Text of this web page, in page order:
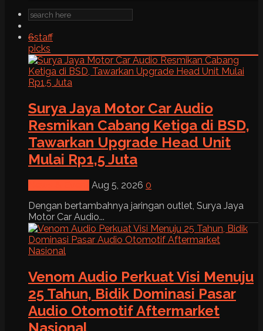
6staff
picks
Surya Jaya Motor Car Audio
Resmikan Cabang Ketiga di BSD,
Tawarkan Upgrade Head Unit
Mulai Rp1,5 Juta
Aug 5, 2026 0
Dengan bertambahnya jaringan outlet, Surya Jaya
Motor Car Audio...
Venom Audio Perkuat Visi Menuju
25 Tahun, Bidik Dominasi Pasar
Audio Otomotif Aftermarket
Nasional